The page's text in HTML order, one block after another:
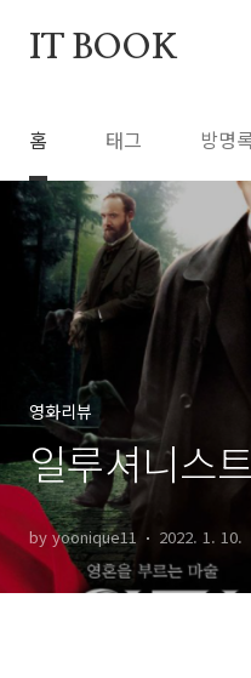
IT BOOK
홈 태그 방명
영화리뷰
일루셔니스
by yoonique11 2022. 1. 10.